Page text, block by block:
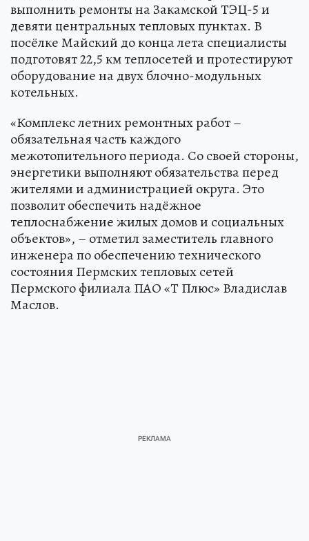
выполнить ремонты на Закамской ТЭЦ-5 и
девяти центральных тепловых пунктах. В
посёлке Майский до конца лета специалисты
подготовят 22,5 км теплосетей и протестируют
оборудование на двух блочно-модульных
котельных.
«Комплекс летних ремонтных работ –
обязательная часть каждого
межотопительного периода. Со своей стороны,
энергетики выполняют обязательства перед
жителями и администрацией округа. Это
позволит обеспечить надёжное
теплоснабжение жилых домов и социальных
объектов», – отметил заместитель главного
инженера по обеспечению технического
состояния Пермских тепловых сетей
Пермского филиала ПАО «Т Плюс» Владислав
Маслов.